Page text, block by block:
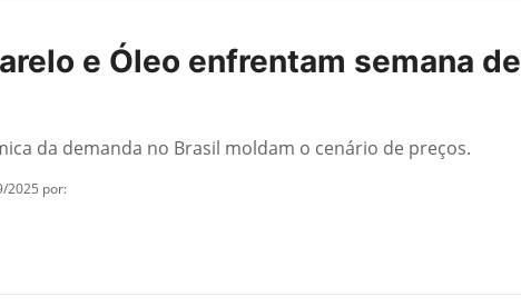
e Óleo enfrentam semana de
da demanda no Brasil moldam o cenário de preços.
2025 por: